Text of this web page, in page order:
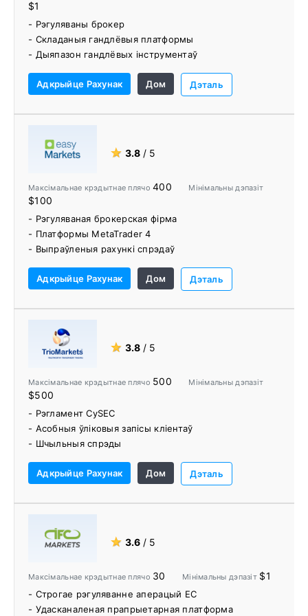
$1
- Рэгуляваны брокер
- Складаныя гандлёвыя платформы
- Дыяпазон гандлёвых інструментаў
- Нізкія камісійныя зборы
- Некалькі варыянтаў фінансавання рахунку
- Магутныя гандлёвыя інструменты
- VPS са зніжкай
- Выдатная падтрымка кліентаў
Адкрыйце Рахунак Дом Дэталь
★ 3.8 / 5
Максімальнае крэдытнае плячо400 Мінімальны дэпазіт
$100
- Рэгуляваная брокерская фірма
- Платформы MetaTrader 4
- Выпраўленыя рахункі спрэдаў
- здзелкаАнуляцыя
- Inside Viewer
- Бясплатны гарантаваны стоп-лосс
- Дыяграмы і сігналы Trading Central
Адкрыйце Рахунак Дом Дэталь
★ 3.8 / 5
Максімальнае крэдытнае плячо 500 Мінімальны дэпазіт
$500
- Рэгламент CySEC
- Асобныя ўліковыя запісы кліентаў
- Шчыльныя спрэды
- Пакет EA пашырае набор функцый
Адкрыйце Рахунак Дом Дэталь
★ 3.6 / 5
Максімальнае крэдытнае плячо 30 Мінімальны дэпазіт $1
- Строгае рэгуляванне аперацый ЕС
- Удасканаленая прапрыетарная платформа